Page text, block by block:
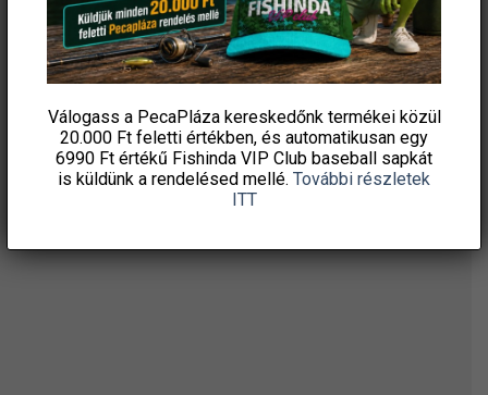
ÉRTESÜLJ ELSŐKÉNT! IRATKOZZ FEL A
HÍRLEVELÜNKRE!
Válogass a PecaPláza kereskedőnk termékei közül
20.000 Ft feletti értékben, és automatikusan egy
6990 Ft értékű Fishinda VIP Club baseball sapkát
is küldünk a rendelésed mellé. További részletek
ITT